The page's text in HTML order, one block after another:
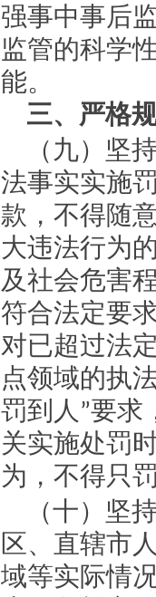
强事中事后
监管的科学
能。
三、严格
（九）坚
法事实实施
款，不得随
大违法行为
及社会危害
符合法定要
对已超过法
点领域的执
罚到人”要求
关实施处罚
为，不得只
（十）坚
区、直辖市
域等实际情